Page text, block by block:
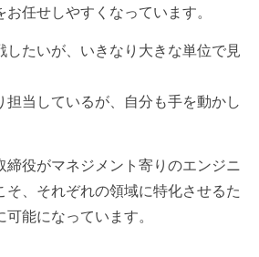
任せしやすくなっています。
したいが、いきなり大きな単位で見
担当しているが、自分も手を動かし
締役がマネジメント寄りのエンジニ
そ、それぞれの領域に特化させるた
能になっています。